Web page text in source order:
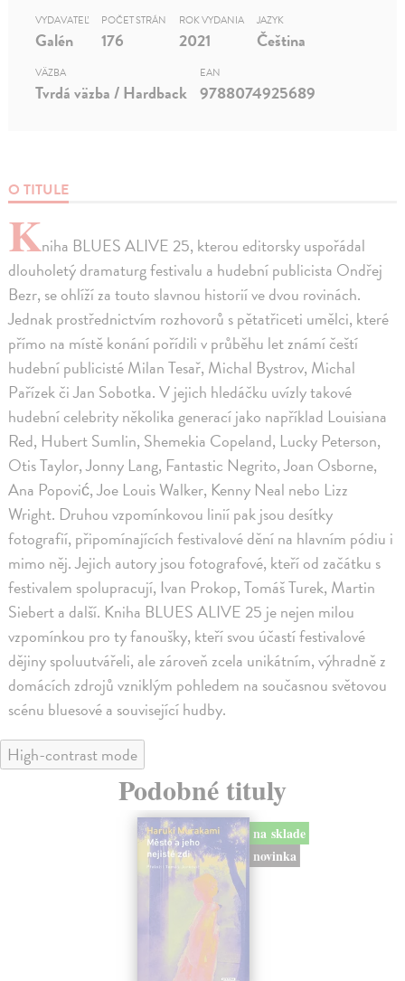
O TITULE
Kniha BLUES ALIVE 25, kterou editorsky uspořádal
dlouholetý dramaturg festivalu a hudební publicista Ondřej
Bezr, se ohlíží za touto slavnou historií ve dvou rovinách.
Jednak prostřednictvím rozhovorů s pětatřiceti umělci, které
přímo na místě konání pořídili v průběhu let známí čeští
hudební publicisté Milan Tesař, Michal Bystrov, Michal
Pařízek či Jan Sobotka. V jejich hledáčku uvízly takové
hudební celebrity několika generací jako například Louisiana
Red, Hubert Sumlin, Shemekia Copeland, Lucky Peterson,
Otis Taylor, Jonny Lang, Fantastic Negrito, Joan Osborne,
Ana Popović, Joe Louis Walker, Kenny Neal nebo Lizz
Wright. Druhou vzpomínkovou linií pak jsou desítky
fotografií, připomínajících festivalové dění na hlavním pódiu i
mimo něj. Jejich autory jsou fotografové, kteří od začátku s
festivalem spolupracují, Ivan Prokop, Tomáš Turek, Martin
Siebert a další. Kniha BLUES ALIVE 25 je nejen milou
vzpomínkou pro ty fanoušky, kteří svou účastí festivalové
dějiny spoluutvářeli, ale zároveň zcela unikátním, výhradně z
domácích zdrojů vzniklým pohledem na současnou světovou
scénu bluesové a související hudby.
VYDAVATEĽ
Galén
POČET STRÁN
176
ROK VYDANIA
2021
JAZYK
Čeština
VÄZBA
Tvrdá väzba / Hardback
EAN
9788074925689
High-contrast mode
Podobné tituly
na sklade
novinka